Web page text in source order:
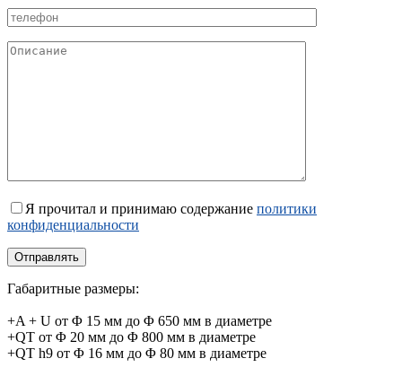
Я прочитал и принимаю содержание политики
конфиденциальности
Габаритные размеры:
+A + U от Φ 15 мм до Φ 650 мм в диаметре
+QT от Φ 20 мм до Φ 800 мм в диаметре
+QT h9 от Φ 16 мм до Φ 80 мм в диаметре